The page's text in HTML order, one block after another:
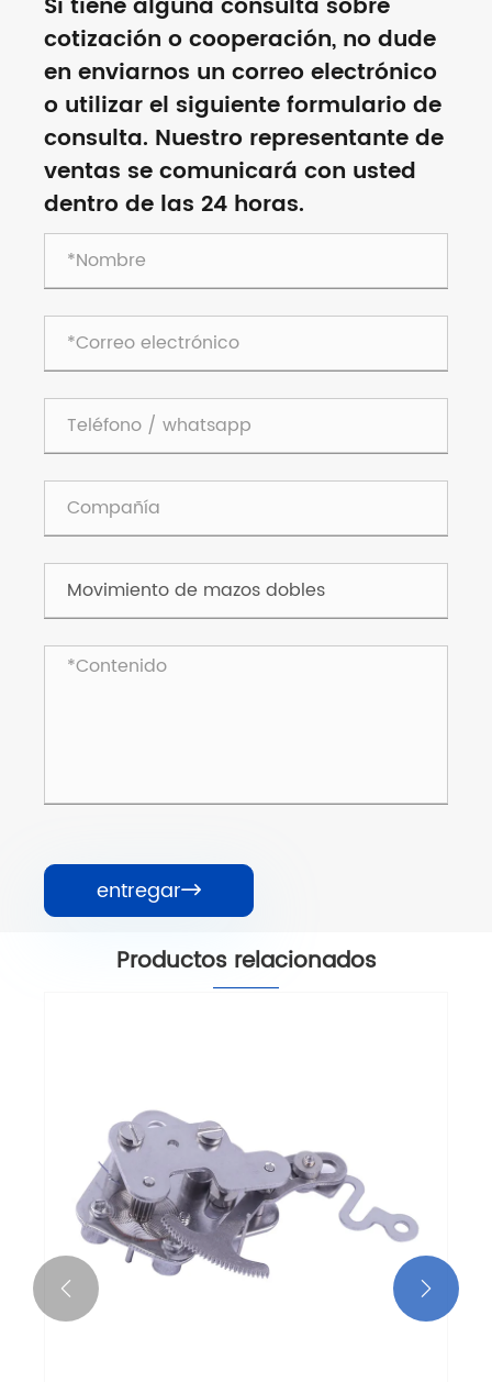
Si tiene alguna consulta sobre
cotización o cooperación, no dude
en enviarnos un correo electrónico
o utilizar el siguiente formulario de
consulta. Nuestro representante de
ventas se comunicará con usted
dentro de las 24 horas.
entregar
Productos relacionados
 